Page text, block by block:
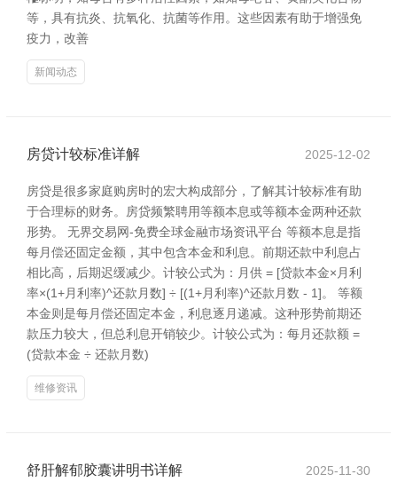
等，具有抗炎、抗氧化、抗菌等作用。这些因素有助于增强免
疫力，改善
新闻动态
房贷计较标准详解 2025-12-02
房贷是很多家庭购房时的宏大构成部分，了解其计较标准有助
于合理标的财务。房贷频繁聘用等额本息或等额本金两种还款
形势。 无界交易网-免费全球金融市场资讯平台 等额本息是指
每月偿还固定金额，其中包含本金和利息。前期还款中利息占
相比高，后期迟缓减少。计较公式为：月供 = [贷款本金×月利
率×(1+月利率)^还款月数] ÷ [(1+月利率)^还款月数 - 1]。 等额
本金则是每月偿还固定本金，利息逐月递减。这种形势前期还
款压力较大，但总利息开销较少。计较公式为：每月还款额 =
(贷款本金 ÷ 还款月数)
维修资讯
舒肝解郁胶囊讲明书详解 2025-11-30